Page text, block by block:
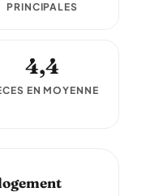
PRINCIPALES
4,4
EN MOYENNE